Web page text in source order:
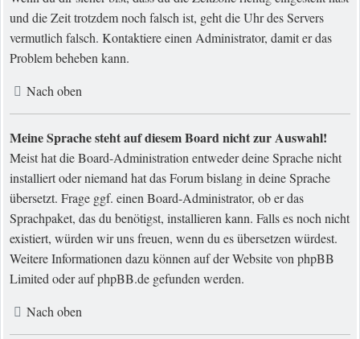
und die Zeit trotzdem noch falsch ist, geht die Uhr des Servers
vermutlich falsch. Kontaktiere einen Administrator, damit er das
Problem beheben kann.
Nach oben
Meine Sprache steht auf diesem Board nicht zur Auswahl!
Meist hat die Board-Administration entweder deine Sprache nicht
installiert oder niemand hat das Forum bislang in deine Sprache
übersetzt. Frage ggf. einen Board-Administrator, ob er das
Sprachpaket, das du benötigst, installieren kann. Falls es noch nicht
existiert, würden wir uns freuen, wenn du es übersetzen würdest.
Weitere Informationen dazu können auf der Website von phpBB
Limited oder aufphpBB.de gefunden werden.
Nach oben